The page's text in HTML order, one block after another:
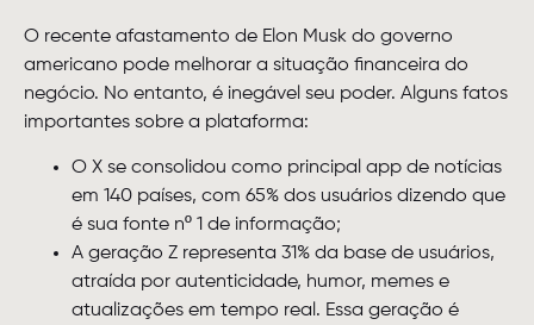
O recente afastamento de Elon Musk do governo
americano pode melhorar a situação financeira do
negócio. No entanto, é inegável seu poder. Alguns fatos
importantes sobre a plataforma:
O X se consolidou como principal app de notícias
em 140 países, com 65% dos usuários dizendo que
é sua fonte nº 1 de informação;
A geração Z representa 31% da base de usuários,
atraída por autenticidade, humor, memes e
atualizações em tempo real. Essa geração é